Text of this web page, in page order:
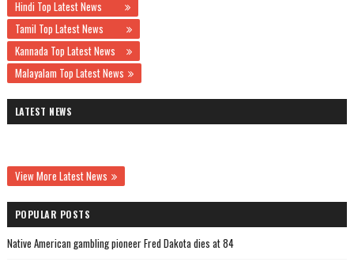
Hindi Top Latest News
Tamil Top Latest News
Kannada Top Latest News
Malayalam Top Latest News
LATEST NEWS
View More Latest News
POPULAR POSTS
Native American gambling pioneer Fred Dakota dies at 84